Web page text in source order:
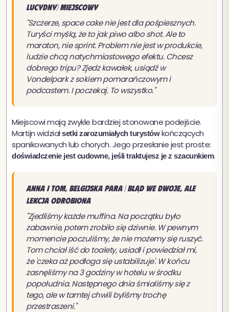
lucydny) miejscowy
"Szczerze, space cake nie jest dla pośpiesznych.
Turyści myślą, że to jak piwo albo shot. Ale to
maraton, nie sprint. Problem nie jest w produkcie,
ludzie chcą natychmiastowego efektu. Chcesz
dobrego tripu? Zjedz kawałek, usiądź w
Vondelpark z sokiem pomarańczowym i
podcastem. I poczekaj. To wszystko."
Miejscowi mają zwykle bardziej stonowane podejście.
Martijn widziałsetki zarozumiałych turystówkończących
spanikowanych lub chorych. Jego przesłanie jest proste:
doświadczenie jest cudowne, jeśli traktujesz je z szacunkiem.
Anna i Tom, belgijska para | Błąd we dwoje, ale
lekcja odrobiona
"Zjedliśmy każde muffina. Na początku było
zabawnie, potem zrobiło się dziwnie. W pewnym
momencie poczuliśmy, że nie możemy się ruszyć.
Tom chciał iść do toalety, usiadł i powiedział mi,
że 'czeka aż podłoga się ustabilizuje'. W końcu
zasnęliśmy na 3 godziny w hotelu w środku
popołudnia. Następnego dnia śmialiśmy się z
tego, ale w tamtej chwili byliśmy trochę
przestraszeni."